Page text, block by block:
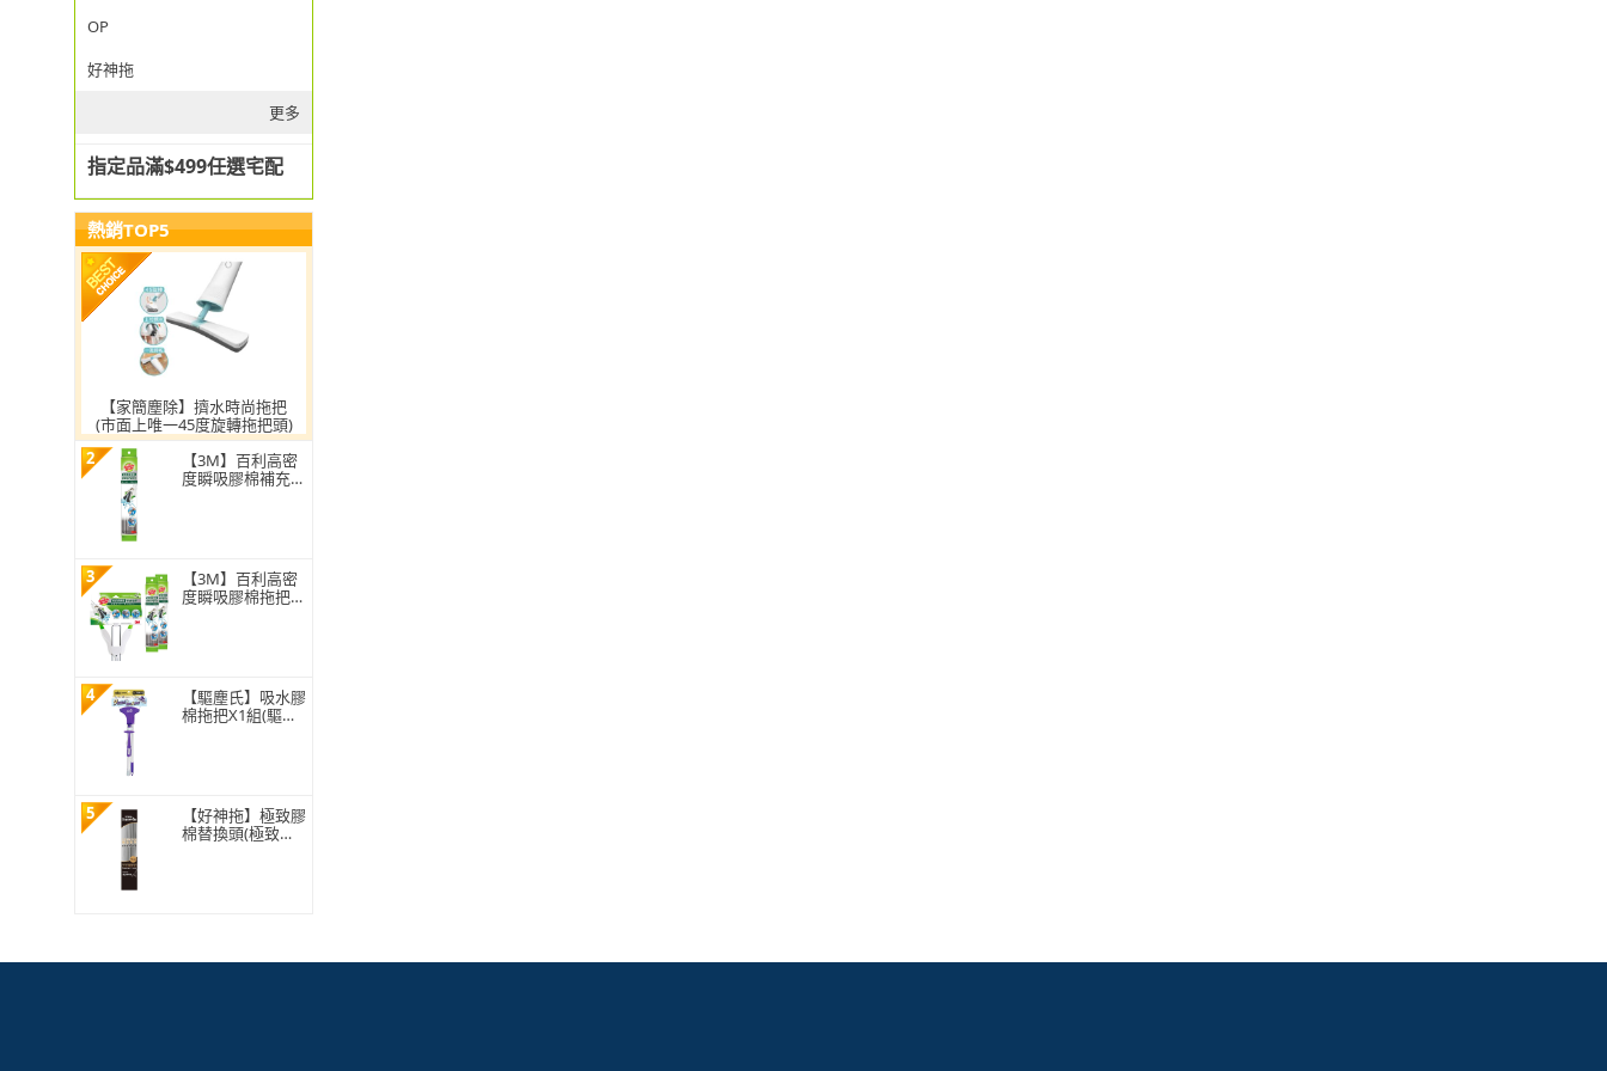
OP
好神拖
更多
指定品滿$499任選宅配
熱銷TOP5
【家簡塵除】擠水時尚拖把
(市面上唯一45度旋轉拖把頭)
2
【3M】百利高密
度瞬吸膠棉補充包
3
【3M】百利高密
度瞬吸膠棉拖把特
4
【驅塵氏】吸水膠
棉拖把X1組(驅塵/
5
【好神拖】極致膠
棉替換頭(極致膠